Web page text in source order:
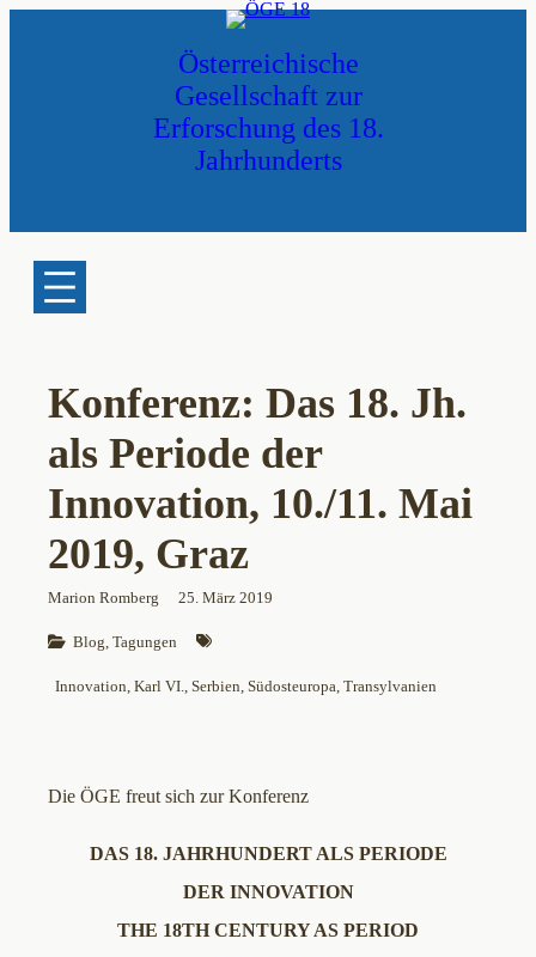
Österreichische
Gesellschaft zur
Erforschung des 18.
Jahrhunderts
Konferenz: Das 18. Jh.
als Periode der
Innovation, 10./11. Mai
2019, Graz
Marion Romberg 25. März 2019
Blog, Tagungen
Innovation, Karl VI., Serbien, Südosteuropa, Transylvanien
Die ÖGE freut sich zur Konferenz
DAS 18. JAHRHUNDERT ALS PERIODE
DER INNOVATION
THE 18TH CENTURY AS PERIOD